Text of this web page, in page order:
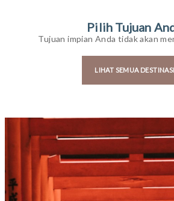
Pilih Tujuan
Tujuan impian Anda tidak akan
LIHAT SEMUA DESTINASI